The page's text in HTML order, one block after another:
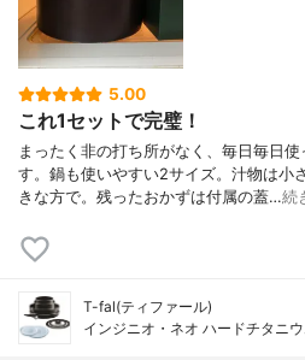
5.00
これ1セットで完璧！
まったく非の打ち所がなく、毎日毎日
す。鍋も使いやすい2サイズ。汁物は小
きな方で。残ったおかずは付属の蓋…続
T-fal(ティファール)
インジニオ・ネオ ハードチタニ